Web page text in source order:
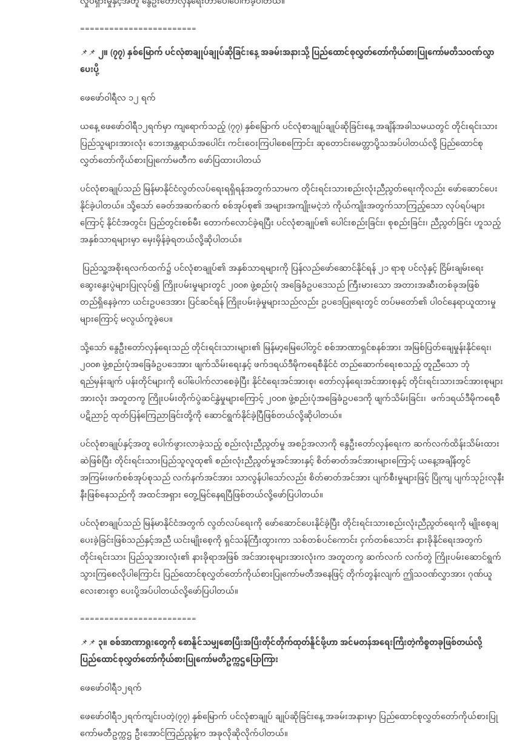
========================
📌📌 ၂။ (၇၇) နှစ်မြောက်ပင်လုံစာချုပ်ချုပ်ဆိုခြင်းနေ့အခမ်းအနားသို့ပြည်ထောင်စုလွှတ်တော်ကိုယ်စားပြုကော်မတီသဝဏ်လွှာ
ပေးပို့
ဖေဖော်ဝါရီလ ၁၂ရက်
ယနေ့ဖေဖော်ဝါရီ၁၂ရက်မှာကျရောက်သည့် (၇၇) နှစ်မြောက်ပင်လုံစာချုပ်ချုပ်ဆိုခြင်းနေ့အချိန်အခါသမယတွင်တိုင်းရင်းသား
ပြည်သူများအားလုံးဘေးအန္တရာယ်အပေါင်းကင်းဝေးကြပါစေကြောင်းဆုတောင်းမေတ္တာပို့သအပ်ပါတယ်လို့ပြည်ထောင်စု
လွှတ်တော်ကိုယ်စားပြုကော်မတီကဖော်ပြထားပါတယ်
ပင်လုံစာချုပ်သည်မြန်မာနိုင်ငံလွတ်လပ်ရေးရရှိရန်အတွက်သာမကတိုင်းရင်းသားစည်းလုံးညီညွတ်ရေးကိုလည်းဖော်ဆောင်ပေး
နိုင်ခဲ့ပါတယ်။ သို့သော်ခေတ်အဆက်ဆက်စစ်အုပ်စု၏အများအကျိုးမငဲ့ဘဲကိုယ်ကျိုးအတွက်သာကြည့်သောလုပ်ရပ်များ
ကြောင့်နိုင်ငံအတွင်း ပြည်တွင်းစစ်မီးတောက်လောင်ခဲ့ရပြီးပင်လုံစာချုပ်၏ပေါင်းစည်းခြင်း၊စုစည်းခြင်း၊ ညီညွတ်ခြင်းဟူသည့်
အနှစ်သာရများမှာမှေးမှိန်ခဲ့ရတယ်လို့ဆိုပါတယ်။
ပြည်သူ့အစိုးရလက်ထက်၌ပင်လုံစာချုပ်၏အနှစ်သာရများကို ပြန်လည်ဖော်ဆောင်နိုင်ရန်၂၁ရာစုပင်လုံနှင့်ငြိမ်းချမ်းရေး
ဆွေးနွေးပွဲများပြုလုပ်၍ ကြိုးပမ်းမှုများတွင်၂၀၀၈ဖွဲ့စည်းပုံအခြေခံဥပဒေသည်ကြီးမားသောအတားအဆီးတစ်ခုအဖြစ်
တည်ရှိနေခဲ့ကာယင်းဥပဒေအား ပြင်ဆင်ရန်ကြိုးပမ်းခဲ့မှုများသည်လည်း ဥပဒေပြုရေးတွင်တပ်မတော်၏ပါဝင်နေရာယူထားမှု
များကြောင့်မလွယ်ကူခဲ့ပေ။
သို့သော်နွေဦးတော်လှန်ရေးသည်တိုင်းရင်းသားများ၏ မြန်မာ့မြေပေါ်တွင်စစ်အာဏာရှင်စနစ်အားအမြစ်ပြတ်ချေမှုန်းနိုင်ရေး၊
၂၀၀၈ဖွဲ့စည်းပုံအခြေခံဥပဒေအားဖျက်သိမ်းရေးနှင့်ဖက်ဒရယ်ဒီမိုကရေစီနိုင်ငံတည်ဆောက်ရေးစသည့်တူညီသောဘုံ
ရည်မှန်းချက်ပန်းတိုင်များကိုပေါ်ပေါက်လာစေခဲ့ပြီးနိုင်ငံရေးအင်အားစု၊တော်လှန်ရေးအင်အားစုနှင့်တိုင်းရင်းသားအင်အားစုများ
အားလုံးအတူတကွ ကြိုးပမ်းတိုက်ပွဲဆင်နွှဲမှုများကြောင့်၂၀၀၈ဖွဲ့စည်းပုံအခြေခံဥပဒေကိုဖျက်သိမ်းခြင်း၊ ဖက်ဒရယ်ဒီမိုကရေစီ
ပဋိညာဉ်ထုတ်ပြန်ကြေညာခြင်းတို့ကိုဆောင်ရွက်နိုင်ခဲ့ပြီဖြစ်တယ်လို့ဆိုပါတယ်။
ပင်လုံစာချုပ်နှင့်အတူပေါက်ဖွားလာခဲ့သည့်စည်းလုံးညီညွတ်မှုအစဉ်အလာကိုနွေဦးတော်လှန်ရေးကဆက်လက်ထိန်းသိမ်းထား
ဆဲဖြစ်ပြီးတိုင်းရင်းသားပြည်သူလူထု၏စည်းလုံးညီညွတ်မှုအင်အားနှင့်စိတ်ဓာတ်အင်အားများကြောင့်ယနေ့အချိန်တွင်
အကြမ်းဖက်စစ်အုပ်စုသည်လက်နက်အင်အား သာလွန်ပါသော်လည်းစိတ်ဓာတ်အင်အားပျက်စီးမှုများဖြင့်ပြိုကျပျက်သုဉ်းလုနီး
နီးဖြစ်နေသည်ကိုအထင်အရှားတွေ့မြင်နေရပြီဖြစ်တယ်လို့ဖော်ပြပါတယ်။
ပင်လုံစာချုပ်သည်မြန်မာနိုင်ငံအတွက်လွတ်လပ်ရေးကိုဖော်ဆောင်ပေးနိုင်ခဲ့ပြီးတိုင်းရင်းသားစည်းလုံးညီညွတ်ရေးကိုမျိုးစေ့ချ
ပေးခဲ့ခြင်းဖြစ်သည်နှင့်အညီယင်းမျိုးစေ့ကိုရှင်သန်ကြီးထွားကာသစ်တစ်ပင်ကောင်းငှက်တစ်သောင်းနားခိုနိုင်ရေးအတွက်
တိုင်းရင်းသား ပြည်သူအားလုံး၏နားခိုရာအဖြစ်အင်အားစုများအားလုံးကအတူတကွဆက်လက်လက်တွဲ ကြိုးပမ်းဆောင်ရွက်
သွားကြစေလိုပါကြောင်း ပြည်ထောင်စုလွှတ်တော်ကိုယ်စားပြုကော်မတီအနေဖြင့်တိုက်တွန်းလျက်ဤသဝဏ်လွှာအားဂုဏ်ယူ
လေးစားစွာပေးပို့အပ်ပါတယ်လို့ဖော်ပြပါတယ်။
========================
📌📌 ၃။စစ်အာဏာရူးတွေကိုစောနိူင်သမျှစောပြီးအပြီးတိုင်တိုက်ထုတ်နိူင်ဖို့ဟာအင်မတန်အရေးကြီးတဲ့ကိစ္စတခုဖြစ်တယ်လို့
ပြည်ထောင်စုလွှတ်တော်ကိုယ်စားပြုကော်မတီဥက္ကဌပြောကြား
ဖေဖော်ဝါရီ၁၂ရက်
ဖေဖော်ဝါရီ၁၂ရက်ကျင်းပတဲ့(၇၇) နှစ်မြောက်ပင်လုံစာချုပ်ချုပ်ဆိုခြင်းနေ့အခမ်းအနားမှာပြည်ထောင်စုလွှတ်တော်ကိုယ်စားပြု
ကော်မတီဥက္ကဌ ဦးအောင်ကြည်ညွန့်ကအခုလိုဆိုလိုက်ပါတယ်။